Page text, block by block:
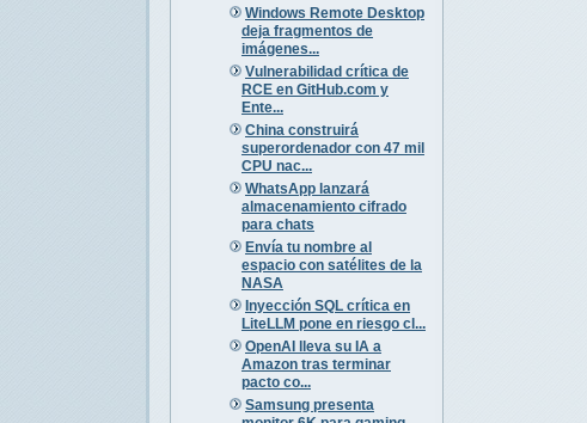
Windows Remote Desktop
deja fragmentos de
imágenes...
Vulnerabilidad crítica de
RCE en GitHub.com y
Ente...
China construirá
superordenador con 47 mil
CPU nac...
WhatsApp lanzará
almacenamiento cifrado
para chats
Envía tu nombre al
espacio con satélites de la
NASA
Inyección SQL crítica en
LiteLLM pone en riesgo cl...
OpenAI lleva su IA a
Amazon tras terminar
pacto co...
Samsung presenta